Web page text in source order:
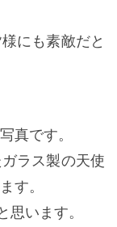
にも素敵だと
真です。
ラス製の天使
す。
思います。